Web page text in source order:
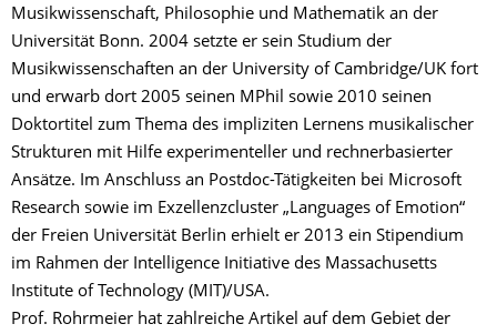
Musikwissenschaft, Philosophie und Mathematik an der
Universität Bonn. 2004 setzte er sein Studium der
Musikwissenschaften an der University of Cambridge/UK fort
und erwarb dort 2005 seinen MPhil sowie 2010 seinen
Doktortitel zum Thema des impliziten Lernens musikalischer
Strukturen mit Hilfe experimenteller und rechnerbasierter
Ansätze. Im Anschluss an Postdoc-Tätigkeiten bei Microsoft
Research sowie im Exzellenzcluster „Languages of Emotion“
der Freien Universität Berlin erhielt er 2013 ein Stipendium
im Rahmen der Intelligence Initiative des Massachusetts
Institute of Technology (MIT)/USA.
Prof. Rohrmeier hat zahlreiche Artikel auf dem Gebiet der